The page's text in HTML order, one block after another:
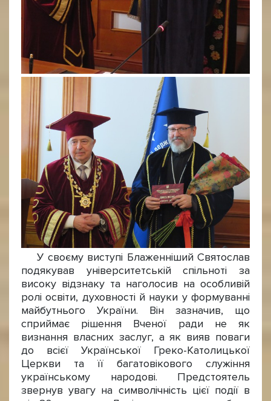
У своєму виступі Блаженніший Святослав
подякував університетській спільноті за
високу відзнаку та наголосив на особливій
ролі освіти, духовності й науки у формуванні
майбутнього України. Він зазначив, що
сприймає рішення Вченої ради не як
визнання власних заслуг, а як вияв поваги
до всієї Української Греко-Католицької
Церкви та її багатовікового служіння
українському народові. Предстоятель
звернув увагу на символічність цієї події в